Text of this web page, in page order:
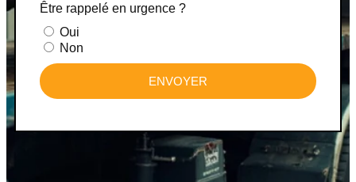
Être rappelé en urgence ?
Oui
Non
ENVOYER